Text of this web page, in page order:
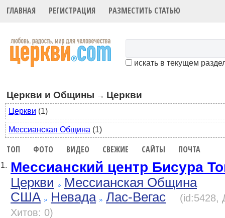
ГЛАВНАЯ РЕГИСТРАЦИЯ РАЗМЕСТИТЬ СТАТЬЮ
искать в текущем
Церкви и Общины → Церкви
Церкви (1)
Мессианская Община (1)
ТОП ФОТО ВИДЕО СВЕЖИЕ САЙТЫ ПОЧТА
1. Мессианский центр Бисура
Церкви
Мессианская Община
США
Невада Лас-Вегас
(id:5428,
Хитов: 0)